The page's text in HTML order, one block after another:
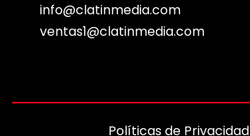
info@clatinmedia.com
ventas1@clatinmedia.com
Políticas de Privacidad